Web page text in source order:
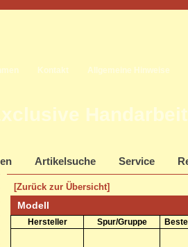
Kontakt Allgemeine Hinweise
Artikelsuche Service
[Zurück zur Übersicht]
Modell
Hersteller Spur/Gruppe